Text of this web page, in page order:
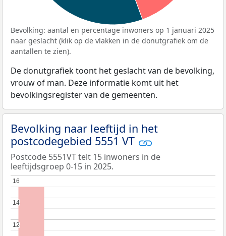
Bevolking: aantal en percentage inwoners op 1 januari 2025
naar geslacht (klik op de vlakken in de donutgrafiek om de
aantallen te zien).
De donutgrafiek toont het geslacht van de bevolking,
vrouw of man. Deze informatie komt uit het
bevolkingsregister van de gemeenten.
Bevolking naar leeftijd in het
postcodegebied 5551 VT
Postcode 5551VT telt 15 inwoners in de
leeftijdsgroep 0-15 in 2025.
12
12
14
14
16
16